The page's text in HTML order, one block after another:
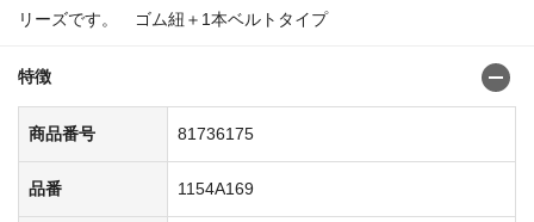
リーズです。 ゴム紐＋1本ベルトタイプ
特徴
商品番号 81736175
品番 1154A169